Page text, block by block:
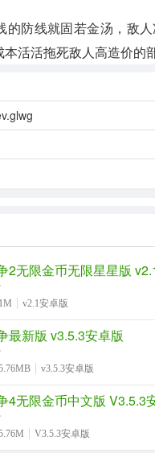
的防线就固若金汤，敌
活活拖死敌人高造价的部
2无限金币无限星星版
v2.1安卓版
最新版 v3.5.3安卓版
v3.5.3安卓版
4无限金币中文版 V3.5.3
V3.5.3安卓版